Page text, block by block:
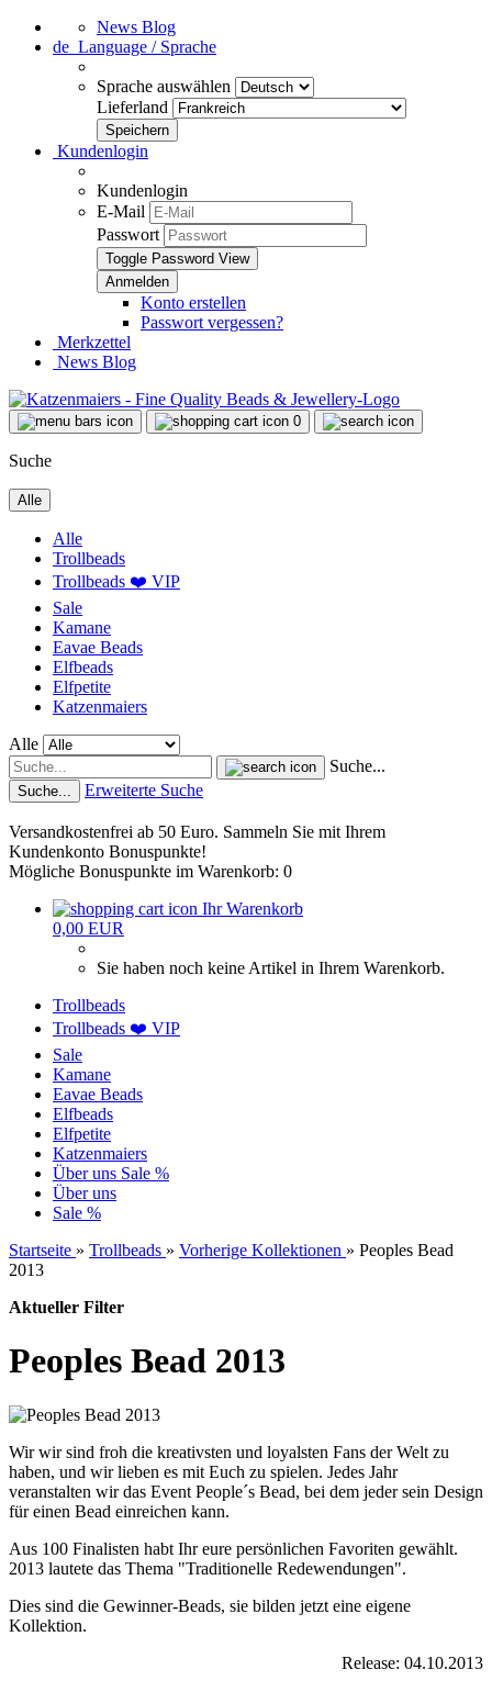
News Blog
de Language / Sprache
Sprache auswählen
Lieferland
Kundenlogin
Kundenlogin
E-Mail
Passwort
Toggle Password View
Konto erstellen
Passwort vergessen?
Merkzettel
News Blog
0
Suche
Alle
Alle
Trollbeads
Trollbeads ❤️ VIP
Sale
Kamane
Eavae Beads
Elfbeads
Elfpetite
Katzenmaiers
Alle
Suche...
Suche... Erweiterte Suche
Versandkostenfrei ab 50 Euro. Sammeln Sie mit Ihrem
Kundenkonto Bonuspunkte!
Mögliche Bonuspunkte im Warenkorb: 0
Ihr Warenkorb
0,00 EUR
Sie haben noch keine Artikel in Ihrem Warenkorb.
Trollbeads
Trollbeads ❤️ VIP
Sale
Kamane
Eavae Beads
Elfbeads
Elfpetite
Katzenmaiers
Über uns Sale %
Über uns
Sale %
Startseite » Trollbeads » Vorherige Kollektionen » Peoples Bead
2013
Aktueller Filter
Peoples Bead 2013
Wir wir sind froh die kreativsten und loyalsten Fans der Welt zu
haben, und wir lieben es mit Euch zu spielen. Jedes Jahr
veranstalten wir das Event People´s Bead, bei dem jeder sein Design
für einen Bead einreichen kann.
Aus 100 Finalisten habt Ihr eure persönlichen Favoriten gewählt.
2013 lautete das Thema "Traditionelle Redewendungen".
Dies sind die Gewinner-Beads, sie bilden jetzt eine eigene
Kollektion.
Release: 04.10.2013